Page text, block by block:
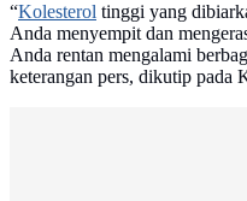
“Kolesterol tinggi yang
Anda menyempit dan
Anda rentan mengalami
keterangan pers, dikutip pada